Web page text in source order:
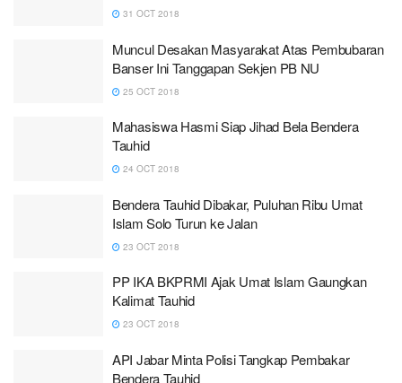
31 OCT 2018
Muncul Desakan Masyarakat Atas Pembubaran
Banser Ini Tanggapan Sekjen PB NU
25 OCT 2018
Mahasiswa Hasmi Siap Jihad Bela Bendera
Tauhid
24 OCT 2018
Bendera Tauhid Dibakar, Puluhan Ribu Umat
Islam Solo Turun ke Jalan
23 OCT 2018
PP IKA BKPRMI Ajak Umat Islam Gaungkan
Kalimat Tauhid
23 OCT 2018
API Jabar Minta Polisi Tangkap Pembakar
Bendera Tauhid